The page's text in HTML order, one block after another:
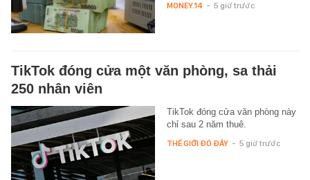
MONEY.14 - 5 giờ trước
TikTok đóng cửa một văn phòng, sa thải
250 nhân viên
TikTok đóng cửa văn phòng này
chỉ sau 2 năm thuê.
THẾ GIỚI ĐÓ ĐÂY - 5 giờ trước